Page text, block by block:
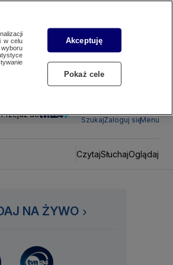
Przejdź do
SzukajZaloguj sięMenu
CzytajSłuchajOglądaj
NA ŻYWO
w celu
Akceptuję
Pokaż cele